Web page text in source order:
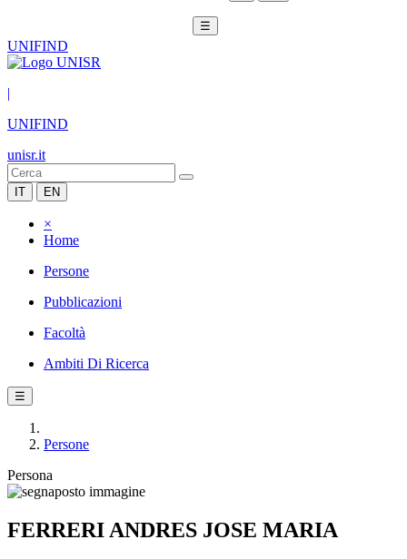
☰
UNIFIND
|
UNIFIND
unisr.it
IT EN
×
Home
Persone
Pubblicazioni
Facoltà
Ambiti Di Ricerca
☰
Persone
Persona
FERRERI ANDRES JOSE MARIA